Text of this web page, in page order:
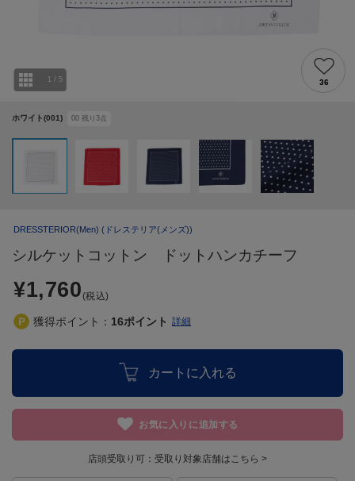
ホワイト(001) 00 残り 3点
1 / 5 36
DRESSTERIOR(Men) (ドレステリア(メンズ))
シルケットコットン ドットハンカチーフ
¥1,760(税込)
獲得ポイント： 16ポイント 詳細
カートに入れる
お気に入りに追加する
店頭受取り可： 受取り対象店舗はこちら >